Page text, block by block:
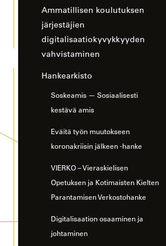
Ammatillisen koulutuksen
järjestäjien
digitalisaatiokyvykkyyden
vahvistaminen
Hankearkisto
Soskeamis — Sosiaalisesti
kestävä amis
Eväitä työn muutokseen
koronakriisin jälkeen -hanke
VIERKO – Vieraskielisen
Opetuksen ja Kotimaisten Kielten
Parantamisen Verkostohanke
Digitalisaation osaaminen ja
johtaminen